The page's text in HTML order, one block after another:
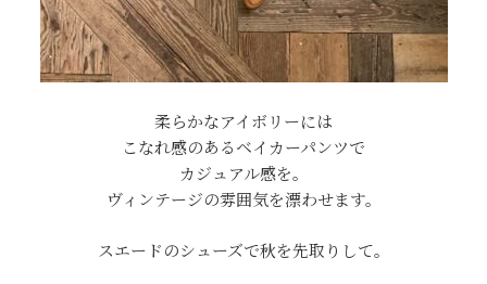
柔らかなアイボリーには
こなれ感のあるベイカーパンツで
カジュアル感を。
ヴィンテージの雰囲気を漂わせます。
スエードのシューズで秋を先取りして。